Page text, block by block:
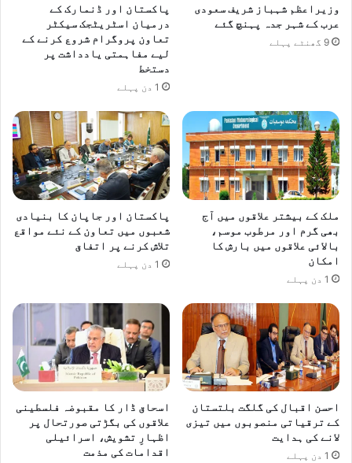
وزیراعظم شہباز شریف سعودی
عرب کے شہر جدہ پہنچ گئے
9 گھنٹے پہلے
پاکستان اور ڈنمارک کے
درمیان اسٹریٹجک سیکٹر
تعاون پروگرام شروع کرنے کے
لیے مفاہمتی یادداشت پر
دستخط
1 دن پہلے
ملک کے بیشتر علاقوں میں آج
بھی گرم اور مرطوب موسم،
بالائی علاقوں میں بارش کا
امکان
1 دن پہلے
پاکستان اور جاپان کا بنیادی
شعبوں میں تعاون کے نئے مواقع
تلاش کرنے پر اتفاق
1 دن پہلے
احسن اقبال کی گلگت بلتستان
کے ترقیاتی منصوبوں میں تیزی
لانے کی ہدایت
1 دن پہلے
اسحاق ڈار کا مقبوضہ فلسطینی
علاقوں کی بگڑتی صورتحال پر
اظہارِ تشویش، اسرائیلی
اقدامات کی مذمت